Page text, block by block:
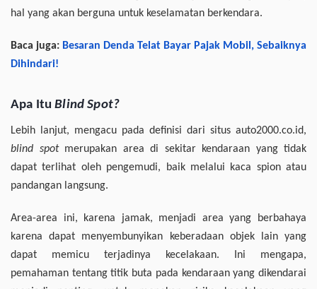
hal yang akan berguna untuk keselamatan berkendara.
Baca juga: Besaran Denda Telat Bayar Pajak Mobil, Sebaiknya
Dihindari!
Apa ItuBlind Spot?
Lebih lanjut, mengacu pada definisi dari situs auto2000.co.id,
blind spotmerupakan area di sekitar kendaraan yang tidak
dapat terlihat oleh pengemudi, baik melalui kaca spion atau
pandangan langsung.
Area-area ini, karena jamak, menjadi area yang berbahaya
karena dapat menyembunyikan keberadaan objek lain yang
dapat memicu terjadinya kecelakaan. Ini mengapa,
pemahaman tentang titik buta pada kendaraan yang dikendarai